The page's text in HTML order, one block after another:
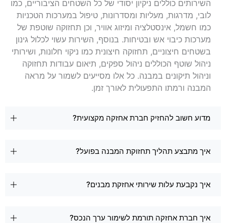
השירותים כוללים ניקיון יסודי של כל השטחים הציבוריים, כמו
לובי, מדרגות, מעליות ומסדרונות, טיפול במערכות הטכניות
כמו חשמל, אינסטלציה ומיזוג אוויר, וכן תחזוקה שוטפת של
מערכות כיבוי אש ובטיחות. בנוסף, השירות עשוי לכלול גינון
בשטחים חיצוניים, תחזוקה חיצונית כמו ניקוי חלונות, ושירותי
ניהול שוטף הכוללים ניהול ספקים, תיאום עבודות תחזוקה
וניהול תיקונים במבנה. כל אלו מסייעים לשמור על מראה
המבנה ורמתו התפעולית לאורך זמן.
מדוע חשוב להחזיק חברת אחזקה מקצועית?
איך מתבצע תהליך תחזוקת המבנה בפועל?
איך נקבעת עלות שירותי אחזקת מבנים?
איך חברת אחזקה תורמת לשימור ערך הנכס?